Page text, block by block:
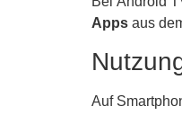
Apps aus
Auf